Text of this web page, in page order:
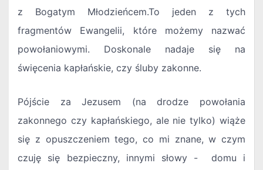
z Bogatym Młodzieńcem.To jeden z tych
fragmentów Ewangelii, które możemy nazwać
powołaniowymi. Doskonale nadaje się na
święcenia kapłańskie, czy śluby zakonne.
Pójście za Jezusem (na drodze powołania
zakonnego czy kapłańskiego, ale nie tylko) wiąże
się z opuszczeniem tego, co mi znane, w czym
czuję się bezpieczny, innymi słowy - domu i